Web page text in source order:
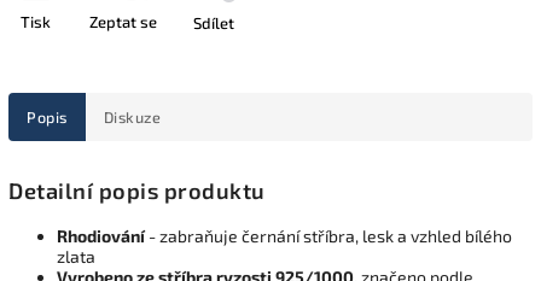
Tisk Zeptat se Sdílet
Popis Diskuze
Detailní popis produktu
Rhodiování- zabraňuje černání stříbra, lesk a vzhled bílého
zlata